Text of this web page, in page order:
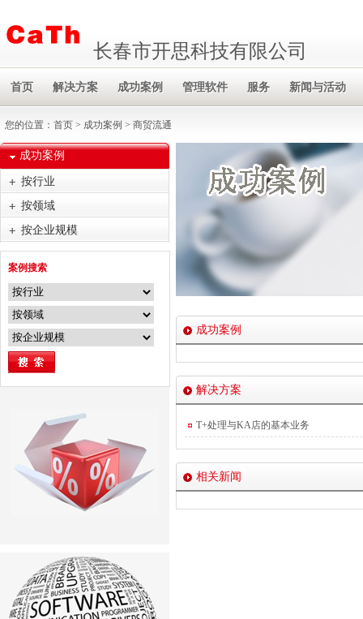
长春市开思科技有限公司
首页 解决方案 成功案例 管理软件 服务 新闻与活动
您的位置： 首页 > 成功案例 > 商贸流通
成功案例
按行业
按领域
按企业规模
案例搜索
成功案例
解决方案
T+处理与KA店的基本业务
相关新闻